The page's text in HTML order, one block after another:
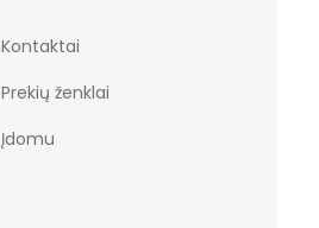
Kontaktai
Prekių ženklai
Įdomu